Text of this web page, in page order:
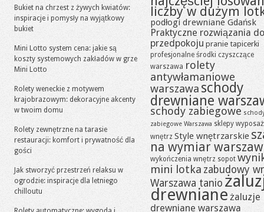
Bukiet na chrzest z żywych kwiatów:
inspiracje i pomysły na wyjątkowy
bukiet
Mini Lotto system cena: jakie są
koszty systemowych zakładów w grze
Mini Lotto
Rolety weneckie z motywem
krajobrazowym: dekoracyjne akcenty
w twoim domu
Rolety zewnętrzne na tarasie
restauracji: komfort i prywatność dla
gości
Jak stworzyć przestrzeń relaksu w
ogrodzie: inspiracje dla letniego
chilloutu
liczby w dużym
podłogi drewniane Gdańsk
Praktyczne rozwiązania do
przedpokoju pranie tapicerki
profesjonalne środki czyszczące
warszawa rolety
antywłamaniowe
warszawa schody
drewniane
schody zabiegowe
zabiegowe Warszawa sklepy
wnętrz Style wnętrzarskie
na wymiar
wykończenia wnętrz sopot
mini lotka zabudowy
Warszawa tanio
drewniane żaluzje
drewniane warszawa